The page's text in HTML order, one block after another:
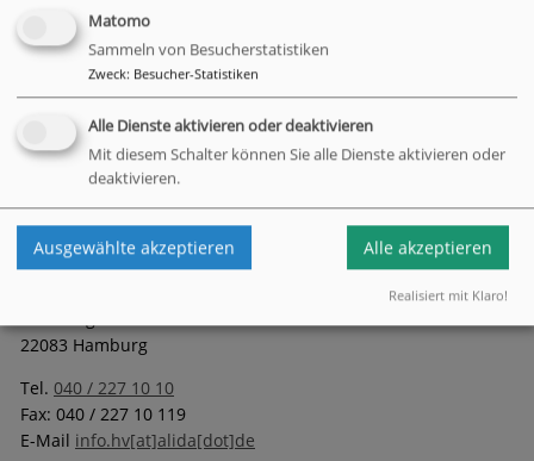
Zum 1. Adent gab es für alle Bewohner*innen im Max Brauer
Haus einen Adventskalender, der mit Abstand verteilt wurde.
Wir wünschen eine fröhliche Adventszeit!
zurück
22083 Hamburg
Tel. 040 / 227 10 10
Fax: 040 / 227 10 119
E-Mail info.hv[at]alida[dot]de
Matomo
Sammeln von Besucherstatistiken
Zweck: Besucher-Statistiken
Alle Dienste aktivieren oder deaktivieren
Mit diesem Schalter können Sie alle Dienste aktivieren oder
deaktivieren.
Ausgewählte akzeptieren Alle akzeptieren
Realisiert mit Klaro!